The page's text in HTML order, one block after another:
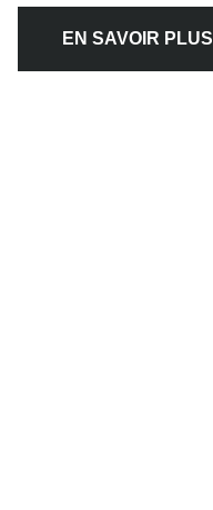
EN SAVOIR PLUS